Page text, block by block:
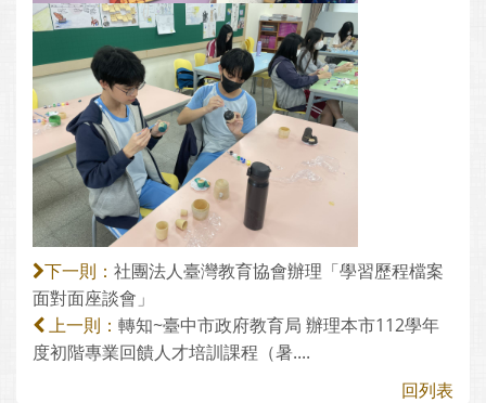
下一則： 社團法人臺灣教育協會辦理「學習歷程檔案
面對面座談會」
上一則： 轉知~臺中市政府教育局 辦理本市112學年
度初階專業回饋人才培訓課程（暑....
回列表